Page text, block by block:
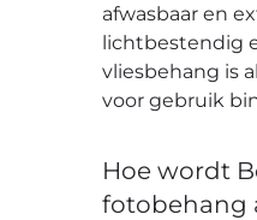
afwasbaar en
lichtbestendig
vliesbehang is
voor gebruik
Hoe wordt
fotobehang